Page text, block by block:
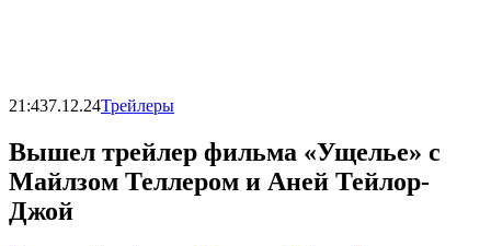
21:437.12.24Трейлеры
Вышел трейлер фильма «Ущелье» с
Майлзом Теллером и Аней Тейлор-
Джой